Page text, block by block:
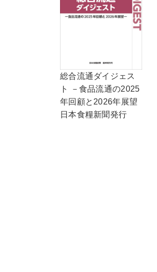
総合流通ダイジェス
ト －食品流通の2025
年回顧と2026年展望
日本食糧新聞発行